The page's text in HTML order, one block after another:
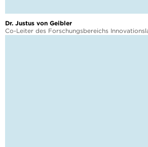
Dr. Justus von Geibler
Co-Leiter des Forschungsbereichs